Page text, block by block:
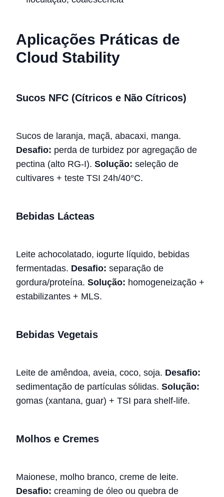
Aplicações Práticas de
Cloud Stability
Sucos NFC (Cítricos e Não Cítricos)
Sucos de laranja, maçã, abacaxi, manga.
Desafio: perda de turbidez por agregação de
pectina (alto RG-I). Solução: seleção de
cultivares + teste TSI 24h/40°C.
Bebidas Lácteas
Leite achocolatado, iogurte líquido, bebidas
fermentadas. Desafio: separação de
gordura/proteína. Solução: homogeneização +
estabilizantes + MLS.
Bebidas Vegetais
Leite de amêndoa, aveia, coco, soja. Desafio:
sedimentação de partículas sólidas. Solução:
gomas (xantana, guar) + TSI para shelf-life.
Molhos e Cremes
Maionese, molho branco, creme de leite.
Desafio: creaming de óleo ou quebra de